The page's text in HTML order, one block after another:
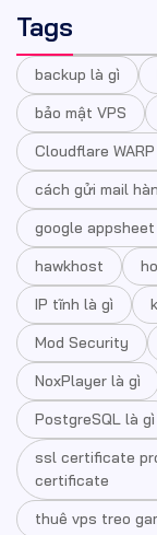
Tags
backup là gì
bảo mật VPS
Cloudflare
cách gửi mail
google
hawkhost
IP tĩnh là gì
Mod Security
NoxPlayer là gì
PostgreSQL là gì
ssl certificate
certificate
thuê vps treo